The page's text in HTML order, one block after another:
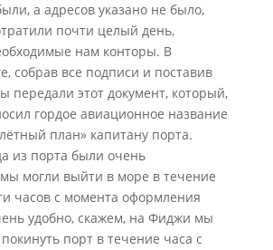
а адресов указано не было,
почти целый день,
нам конторы. В
собрав все подписи и поставив
передали этот документ, который,
гордое авиационное название
план» капитану порта.
из порта были очень
могли выйти в море в течение
часов с момента оформления
удобно, скажем, на Фиджи мы
порт в течение часа с